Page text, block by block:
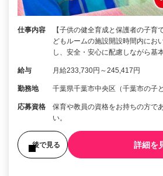
仕事内容
【子供の健全育成と保護者の子育
どもルームの施設開設時間内にお
し、安全・安心に配慮しながら基
給与 月給233,730円～245,417円
勤務地 千葉県千葉市中央区（千葉市の子
応募資格
保育や教員の資格をお持ちの方で
い。
後で見る 詳細を